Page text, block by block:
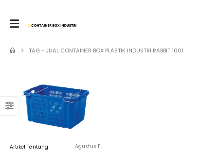
TAG -JUAL CONTAINER BOX PLASTIK INDUSTRI RABBIT 1001
Artikel Tentang
Agustus 11,